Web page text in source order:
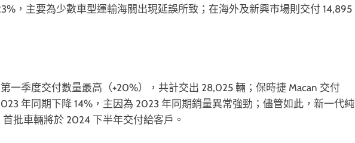
，主要為少數車型運輸海關出現延誤所致；在海外及新興市場則交付 14,895
一季度交付數量最高（+20%），共計交出 28,025 輛；保時捷 Macan 交付
年同期下降 14%，主因為 2023 年同期銷量異常強勁；儘管如此，新一代純
批車輛將於 2024 下半年交付給客戶。